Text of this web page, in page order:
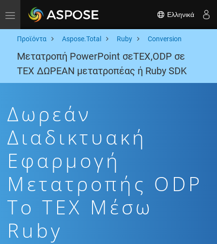
Toggle navigation Ελληνικά
Προϊόντα Aspose.Total Ruby Conversion
Μετατροπή PowerPoint σεTEX,ODP σε
TEX ΔΩΡΕΑΝ μετατροπέας ή Ruby SDK
Δωρεάν
Διαδικτυακή
Εφαρμογή
Μετατροπής ODP
To TEX Μέσω
Ruby